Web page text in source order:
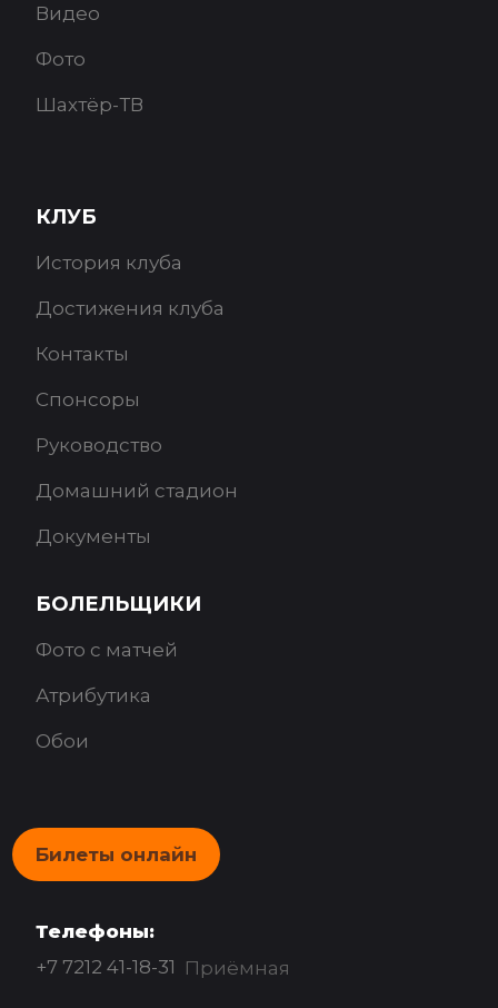
Видео
Фото
Шахтёр-ТВ
КЛУБ
История клуба
Достижения клуба
Контакты
Спонсоры
Руководство
Домашний стадион
Документы
БОЛЕЛЬЩИКИ
Фото с матчей
Атрибутика
Обои
Билеты онлайн
Телефоны:
+7 7212 41-18-31 Приёмная